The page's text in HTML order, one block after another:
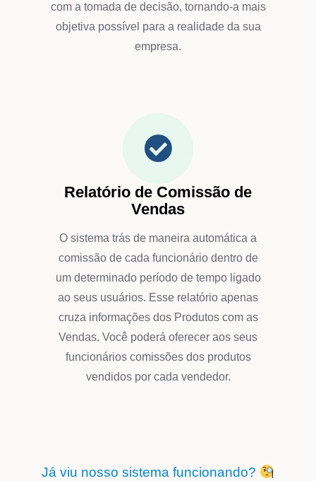
com a tomada de decisão, tornando-a mais
objetiva possível para a realidade da sua
empresa.
Relatório de Comissão de
Vendas
O sistema trás de maneira automática a
comissão de cada funcionário dentro de
um determinado período de tempo ligado
ao seus usuários. Esse relatório apenas
cruza informações dos Produtos com as
Vendas. Você poderá oferecer aos seus
funcionários comissões dos produtos
vendidos por cada vendedor.
Já viu nosso sistema funcionando?